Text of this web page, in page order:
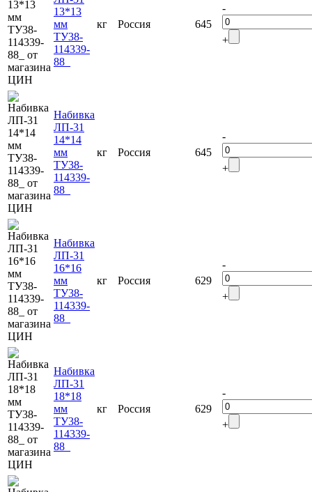
13*13
мм
ТУ38-
114339-
88_
кг Россия 645
-
+
Набивка
ЛП-31
14*14
мм
ТУ38-
114339-
88_
кг Россия 645
-
+
Набивка
ЛП-31
16*16
мм
ТУ38-
114339-
88_
кг Россия 629
-
+
Набивка
ЛП-31
18*18
мм
ТУ38-
114339-
88_
кг Россия 629
-
+